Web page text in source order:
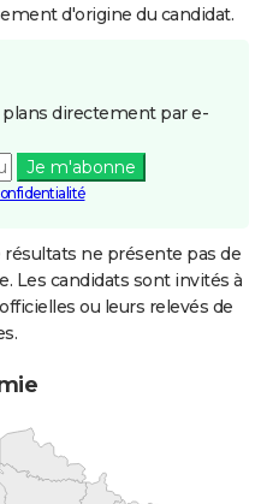
d'origine du candidat.
directement par e-
Je m'abonne
ne présente pas de
Les candidats sont invités à
ou leurs relevés de